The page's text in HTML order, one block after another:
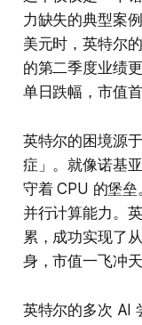
力缺失的典型案
美元时，英特尔
的第二季度业绩
单日跌幅，市值
英特尔的困境源
症」。就像诺基
守着 CPU 的堡
并行计算能力。
累，成功实现了
身，市值一飞冲
英特尔的多次 AI